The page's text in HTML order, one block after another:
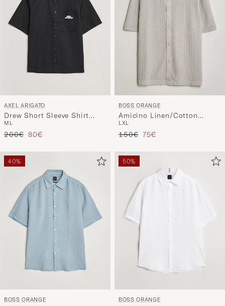
AXEL ARIGATO
Drew Short Sleeve Shirt
Black
M L
Reguliere prijs
200€ Verlaagd prijs
80€
BOSS ORANGE
Amicino Linen/Cotton
Knitted Shirt Beige
LXL
Reguliere prijs
150€ Verlaagd prijs
75€
40%
BOSS ORANGE
50%
BOSS ORANGE